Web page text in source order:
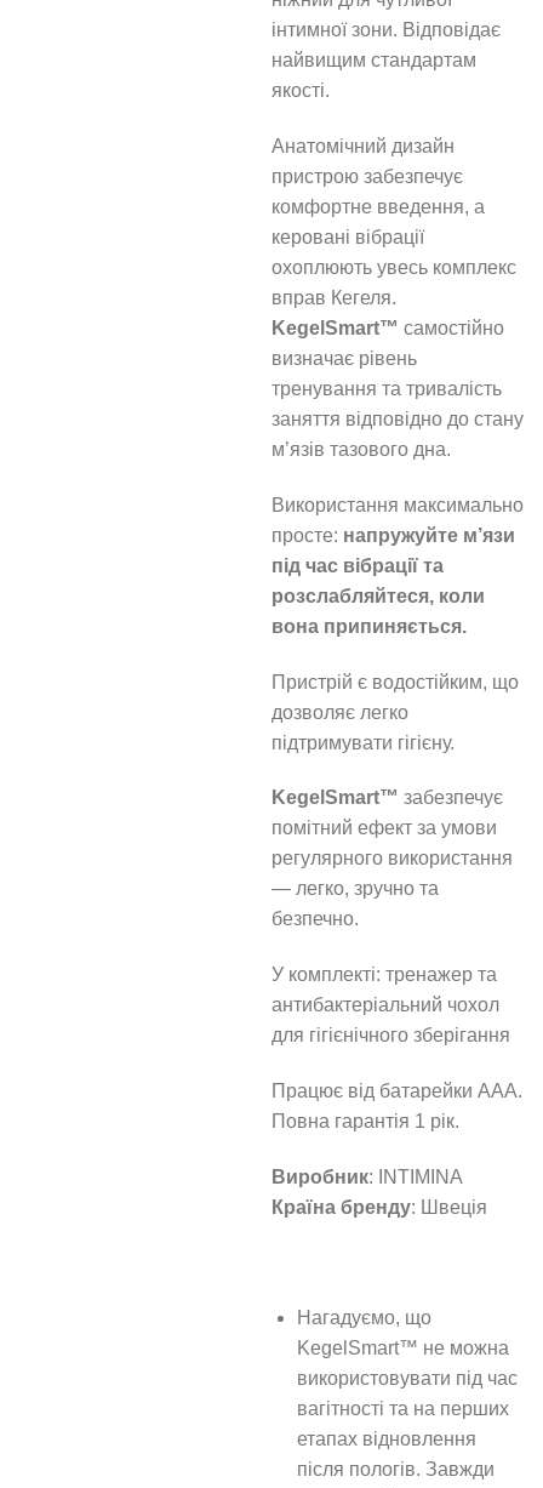
інтимної зони. Відповідає
найвищим стандартам
якості.
Анатомічний дизайн
пристрою забезпечує
комфортне введення, а
керовані вібрації
охоплюють увесь комплекс
вправ Кегеля.
KegelSmart™ самостійно
визначає рівень
тренування та тривалість
заняття відповідно до стану
м’язів тазового дна.
Використання максимально
просте: напружуйте м’язи
під час вібрації та
розслабляйтеся, коли
вона припиняється.
Пристрій є водостійким, що
дозволяє легко
підтримувати гігієну.
KegelSmart™ забезпечує
помітний ефект за умови
регулярного використання
— легко, зручно та
безпечно.
У комплекті: тренажер та
антибактеріальний чохол
для гігієнічного зберігання
Працює від батарейки AAA.
Повна гарантія 1 рік.
Виробник: INTIMINA
Країна бренду: Швеція
Нагадуємо, що
KegelSmart™ не можна
використовувати під час
вагітності та на перших
етапах відновлення
після пологів. Завжди